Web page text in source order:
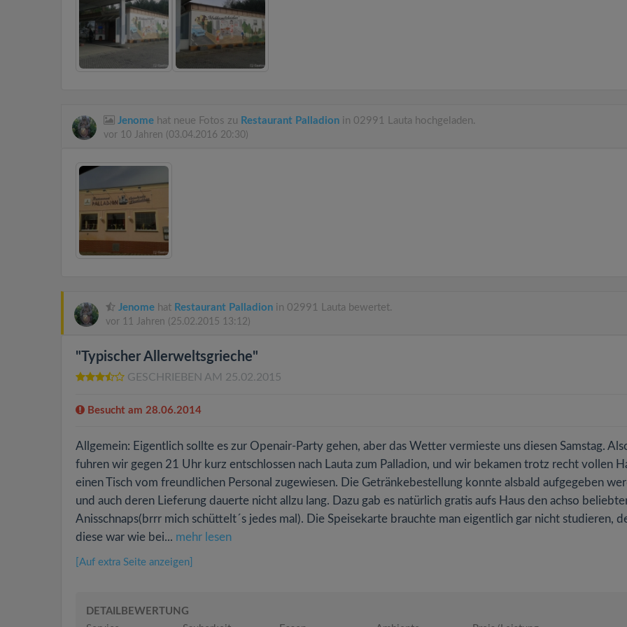
Jenome hat neue Fotos zu Restaurant Palladion in 02991 Lauta hochgeladen.
vor 10 Jahren (03.04.2016 20:30)
Jenome hat Restaurant Palladion in 02991 Lauta bewertet.
vor 11 Jahren (25.02.2015 13:12)
"Typischer Allerweltsgrieche"
GESCHRIEBEN AM 25.02.2015
Besucht am 28.06.2014
Allgemein: Eigentlich sollte es zur Openair-Party gehen, aber das Wetter vermieste uns diesen Samstag.
fuhren wir gegen 21 Uhr kurz entschlossen nach Lauta zum Palladion, und wir bekamen trotz recht vollen
einen Tisch vom freundlichen Personal zugewiesen. Die Getränkebestellung konnte alsbald aufgegeben
und auch deren Lieferung dauerte nicht allzu lang. Dazu gab es natürlich gratis aufs Haus den achso
Anisschnaps(brrr mich schüttelt´s jedes mal). Die Speisekarte brauchte man eigentlich gar nicht studieren,
diese war wie bei... mehr lesen
[Auf extra Seite anzeigen]
DETAILBEWERTUNG